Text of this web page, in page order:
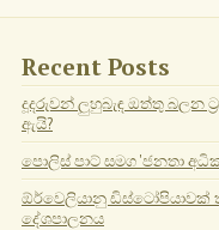
Recent Posts
දූදරුවන් ලුහුබැඳ ඔත්තු බලන
ඇයි?
පොලිස් පාට් සමග 'ජනතා
ඕර්වෙලියානු ඩිස්ටෝපියාවක්
දේශපාලනය